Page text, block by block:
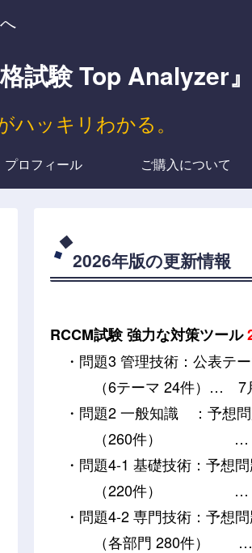
試験 Top Analyzer』
ッキリわかる。
プロフィール ご購入について
2026年版の更新情報
RCCM試験 強力な対策ツール
・問題3 管理技術：公表テ
（6テーマ 24件）… 7
・問題2 一般知識 ：予想問
（260件） …
・問題4-1 基礎技術：予想
（220件） …
・問題4-2 専門技術：予想
（各部門 280件）